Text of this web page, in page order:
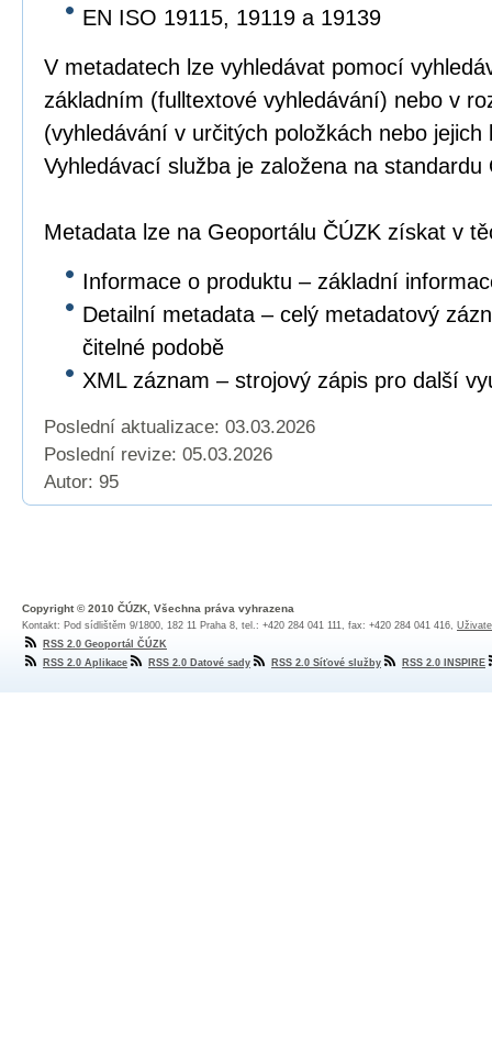
EN ISO 19115, 19119 a 19139
V metadatech lze vyhledávat pomocí
základním (fulltextové vyhledávání) nebo v
(vyhledávání v určitých položkách nebo jejich
Vyhledávací služba je založena na standardu
Metadata lze na Geoportálu ČÚZK získat v
Informace o produktu – základní
Detailní metadata – celý metadatový
čitelné podobě
XML záznam – strojový zápis pro další
Poslední aktualizace: 03.03.2026
Poslední revize: 05.03.2026
Autor: 95
Copyright © 2010 ČÚZK, Všechna práva vyhrazena
Kontakt: Pod sídlištěm 9/1800, 182 11 Praha 8, tel.: +420 284 041 111, fax: +420 284 041 416,
RSS 2.0 Geoportál ČÚZK
RSS 2.0 Aplikace
RSS 2.0 Datové sady RSS 2.0 Síťové služby RSS 2.0 INSPIRE